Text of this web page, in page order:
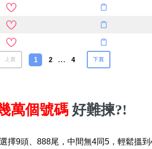
上頁 1 2 … 4 下頁
萬個號碼 好難揀?!
擇9頭、888尾，中間無4同5，輕鬆搵到